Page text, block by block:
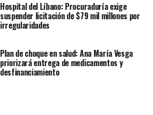
Hospital del Líbano: Procuraduría exige
suspender licitación de $79 mil millones por
irregularidades
Plan de choque en salud: Ana María Vesga
priorizará entrega de medicamentos y
desfinanciamiento